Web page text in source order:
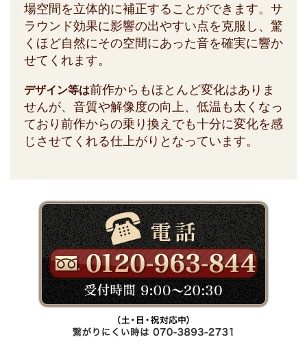
場空間を立体的に補正することができます。サ
ラウンド効果に影響の出やすい点を克服し、驚
くほど自然にその空間にあった音を確実に響か
せてくれます。
デザイン等は前作からもほとんど変化はありま
せんが、音質や解像度の向上、低温も太くなっ
ており前作からの乗り換えでも十分に変化を感
じさせてくれる仕上がりとなっています。